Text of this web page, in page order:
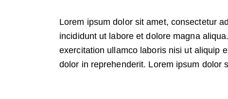
Lorem ipsum dolor sit amet, consectetur
incididunt ut labore et dolore magna
exercitation ullamco laboris nisi ut aliquip
dolor in reprehenderit. Lorem ipsum dolor